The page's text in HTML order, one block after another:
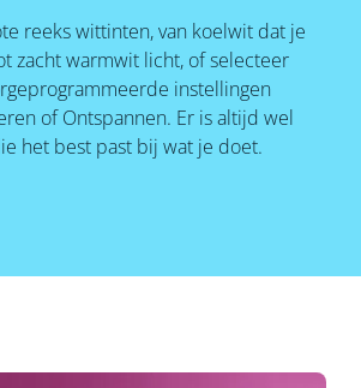
reeks wittinten, van koelwit dat je
zacht warmwit licht, of selecteer
instellingen
of Ontspannen. Er is altijd wel
het best past bij wat je doet.